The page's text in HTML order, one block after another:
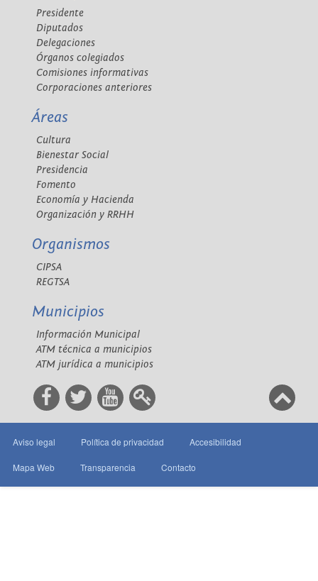
Presidente
Diputados
Delegaciones
Órganos colegiados
Comisiones informativas
Corporaciones anteriores
Áreas
Cultura
Bienestar Social
Presidencia
Fomento
Economía y Hacienda
Organización y RRHH
Organismos
CIPSA
REGTSA
Municipios
Información Municipal
ATM técnica a municipios
ATM jurídica a municipios
Aviso legal Política de privacidad Accesibilidad
Mapa Web Transparencia Contacto